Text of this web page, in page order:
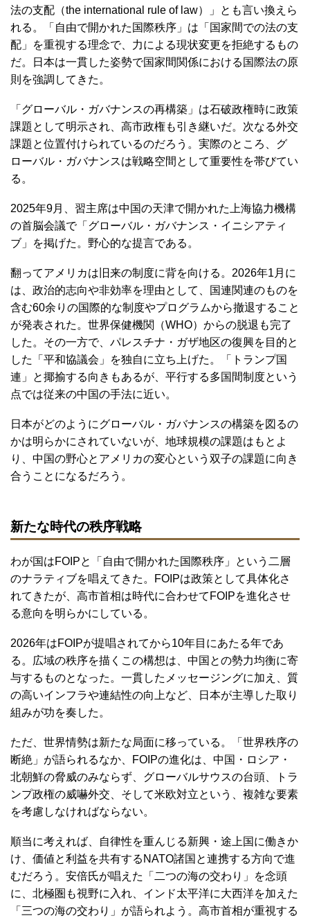
法の支配（the international rule of law）」とも言い換えら
れる。「自由で開かれた国際秩序」は「国家間での法の支
配」を重視する理念で、力による現状変更を拒絶するもの
だ。日本は一貫した姿勢で国家間関係における国際法の原
則を強調してきた。
「グローバル・ガバナンスの再構築」は石破政権時に政策
課題として明示され、高市政権も引き継いだ。次なる外交
課題と位置付けられているのだろう。実際のところ、グ
ローバル・ガバナンスは戦略空間として重要性を帯びてい
る。
2025年9月、習主席は中国の天津で開かれた上海協力機構
の首脳会議で「グローバル・ガバナンス・イニシアティ
ブ」を掲げた。野心的な提言である。
翻ってアメリカは旧来の制度に背を向ける。2026年1月に
は、政治的志向や非効率を理由として、国連関連のものを
含む60余りの国際的な制度やプログラムから撤退すること
が発表された。世界保健機関（WHO）からの脱退も完了
した。その一方で、パレスチナ・ガザ地区の復興を目的と
した「平和協議会」を独自に立ち上げた。「トランプ国
連」と揶揄する向きもあるが、平行する多国間制度という
点では従来の中国の手法に近い。
日本がどのようにグローバル・ガバナンスの構築を図るの
かは明らかにされていないが、地球規模の課題はもとよ
り、中国の野心とアメリカの変心という双子の課題に向き
合うことになるだろう。
新たな時代の秩序戦略
わが国はFOIPと「自由で開かれた国際秩序」という二層
のナラティブを唱えてきた。FOIPは政策として具体化さ
れてきたが、高市首相は時代に合わせてFOIPを進化させ
る意向を明らかにしている。
2026年はFOIPが提唱されてから10年目にあたる年であ
る。広域の秩序を描くこの構想は、中国との勢力均衡に寄
与するものとなった。一貫したメッセージングに加え、質
の高いインフラや連結性の向上など、日本が主導した取り
組みが功を奏した。
ただ、世界情勢は新たな局面に移っている。「世界秩序の
断絶」が語られるなか、FOIPの進化は、中国・ロシア・
北朝鮮の脅威のみならず、グローバルサウスの台頭、トラ
ンプ政権の威嚇外交、そして米欧対立という、複雑な要素
を考慮しなければならない。
順当に考えれば、自律性を重んじる新興・途上国に働きか
け、価値と利益を共有するNATO諸国と連携する方向で進
むだろう。安倍氏が唱えた「二つの海の交わり」を念頭
に、北極圏も視野に入れ、インド太平洋に大西洋を加えた
「三つの海の交わり」が語られよう。高市首相が重視する